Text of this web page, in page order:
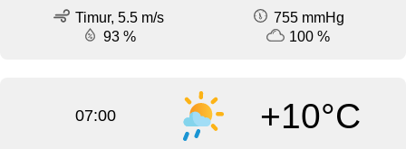
Timur, 5.5 m/s
755 mmHg
93 %
100 %
07:00 +10°C